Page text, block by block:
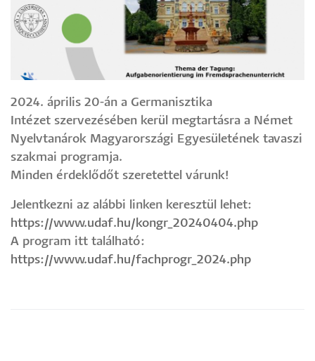
2024. április 20-án a Germanisztika
Intézet szervezésében kerül megtartásra a Német
Nyelvtanárok Magyarországi Egyesületének tavaszi
szakmai programja.
Minden érdeklődőt szeretettel várunk!
Jelentkezni az alábbi linken keresztül lehet:
https://www.udaf.hu/kongr_20240404.php
A program itt található:
https://www.udaf.hu/fachprogr_2024.php